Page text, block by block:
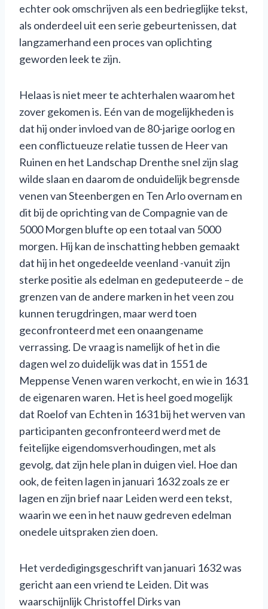
echter ook omschrijven als een bedrieglijke tekst,
als onderdeel uit een serie gebeurtenissen, dat
langzamerhand een proces van oplichting
geworden leek te zijn.
Helaas is niet meer te achterhalen waarom het
zover gekomen is. Eén van de mogelijkheden is
dat hij onder invloed van de 80-jarige oorlog en
een conflictueuze relatie tussen de Heer van
Ruinen en het Landschap Drenthe snel zijn slag
wilde slaan en daarom de onduidelijk begrensde
venen van Steenbergen en Ten Arlo overnam en
dit bij de oprichting van de Compagnie van de
5000 Morgen blufte op een totaal van 5000
morgen. Hij kan de inschatting hebben gemaakt
dat hij in het ongedeelde veenland -vanuit zijn
sterke positie als edelman en gedeputeerde – de
grenzen van de andere marken in het veen zou
kunnen terugdringen, maar werd toen
geconfronteerd met een onaangename
verrassing. De vraag is namelijk of het in die
dagen wel zo duidelijk was dat in 1551 de
Meppense Venen waren verkocht, en wie in 1631
de eigenaren waren. Het is heel goed mogelijk
dat Roelof van Echten in 1631 bij het werven van
participanten geconfronteerd werd met de
feitelijke eigendomsverhoudingen, met als
gevolg, dat zijn hele plan in duigen viel. Hoe dan
ook, de feiten lagen in januari 1632 zoals ze er
lagen en zijn brief naar Leiden werd een tekst,
waarin we een in het nauw gedreven edelman
onedele uitspraken zien doen.
Het verdedigingsgeschrift van januari 1632 was
gericht aan een vriend te Leiden. Dit was
waarschijnlijk Christoffel Dirks van